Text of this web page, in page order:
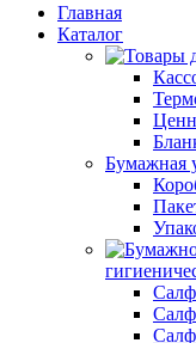
Главная
Каталог
Бумажная